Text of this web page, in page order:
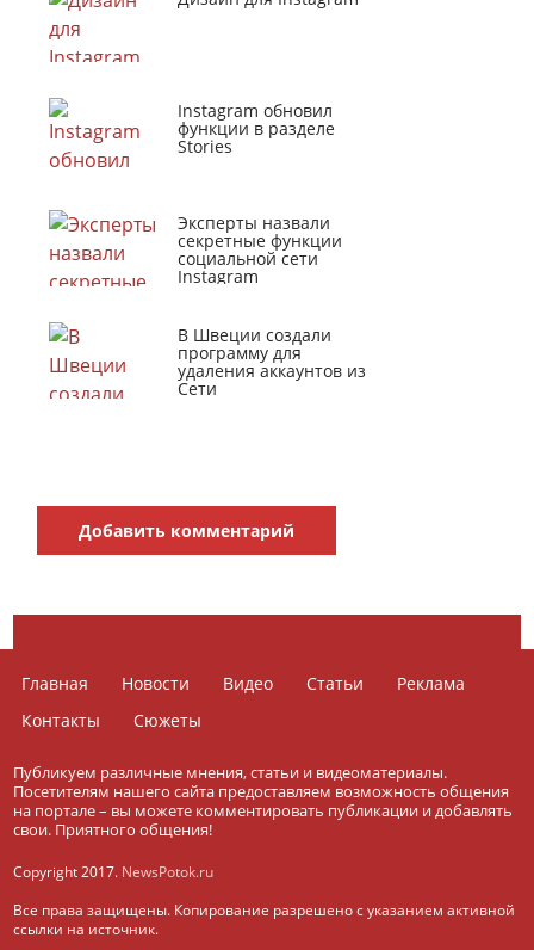
Instagram обновил
функции в разделе
Stories
Эксперты назвали
секретные функции
социальной сети
Instagram
В Швеции создали
программу для
удаления аккаунтов из
Сети
Добавить комментарий
Главная Новости Видео Статьи
Реклама
Контакты
Сюжеты
Публикуем различные мнения, статьи и видеоматериалы.
Посетителям нашего сайта предоставляем возможность общения
на портале – вы можете комментировать публикации и добавлять
свои. Приятного общения!
Copyright 2017. NewsPotok.ru
Все права защищены. Копирование разрешено с указанием активной
ссылки на источник.